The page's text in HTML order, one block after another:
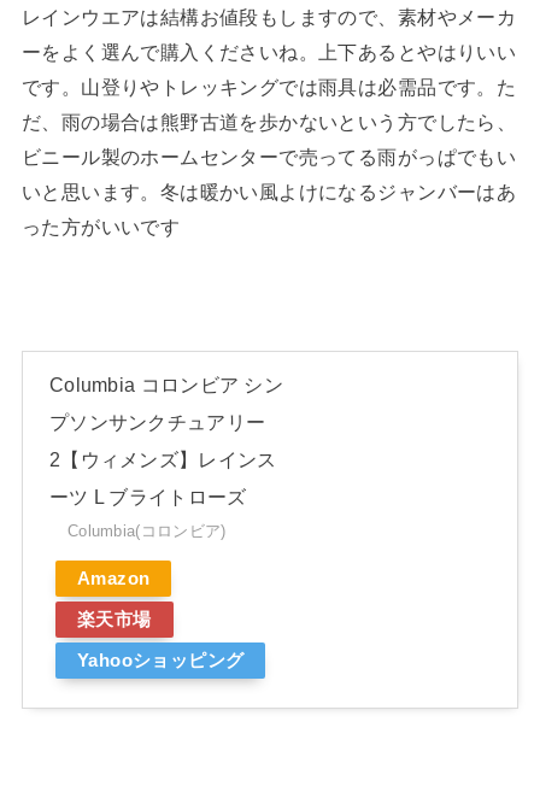
レインウエアは結構お値段もしますので、素材やメーカ
ーをよく選んで購入くださいね。上下あるとやはりいい
です。山登りやトレッキングでは雨具は必需品です。た
だ、雨の場合は熊野古道を歩かないという方でしたら、
ビニール製のホームセンターで売ってる雨がっぱでもい
いと思います。冬は暖かい風よけになるジャンバーはあ
った方がいいです
Columbia コロンビア シン
プソンサンクチュアリー
2【ウィメンズ】レインス
ーツ L ブライトローズ
Columbia(コロンビア)
Amazon
楽天市場
Yahooショッピング